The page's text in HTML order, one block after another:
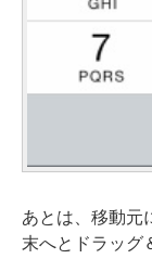
あとは、移動元
末へとドラッグ